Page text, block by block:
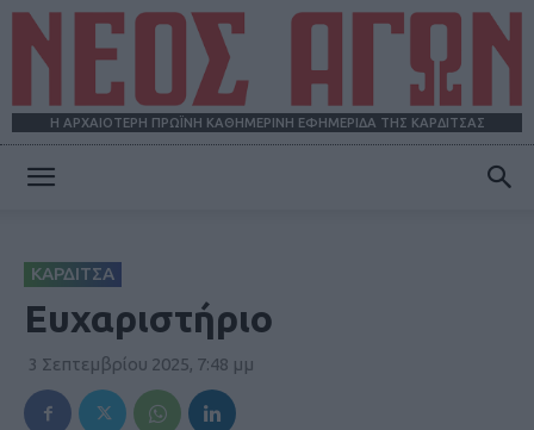
Η ΑΡΧΑΙΟΤΕΡΗ ΠΡΩΪΝΗ ΚΑΘΗΜΕΡΙΝΗ ΕΦΗΜΕΡΙΔΑ ΤΗΣ ΚΑΡΔΙΤΣΑΣ
ΚΑΡΔΙΤΣΑ
Ευχαριστήριο
3 Σεπτεμβρίου 2025, 7:48 μμ